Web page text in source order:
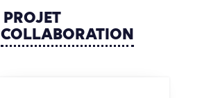
PROJET
COLLABORATION